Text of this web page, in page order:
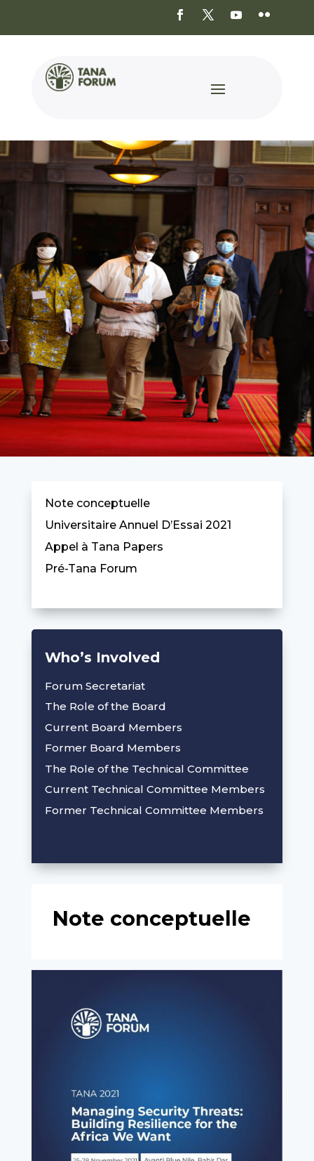
Note conceptuelle
Universitaire Annuel D’Essai 2021
Appel à Tana Papers
Pré-Tana Forum
Who’s Involved
Forum Secretariat
The Role of the Board
Current Board Members
Former Board Members
The Role of the Technical Committee
Current Technical Committee Members
Former Technical Committee Members
Note conceptuelle